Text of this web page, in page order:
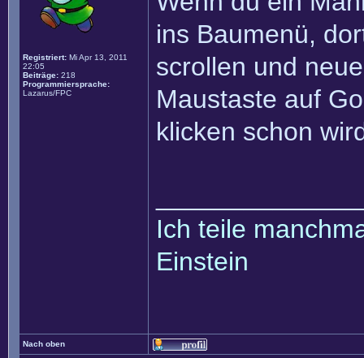
Registriert: Mi Apr 13, 2011
22:05
Beiträge: 218
Programmiersprache:
Lazarus/FPC
ins Baumenü,
scrollen und
Maustaste auf
klicken schon
Ich teile
Einstein
Nach oben